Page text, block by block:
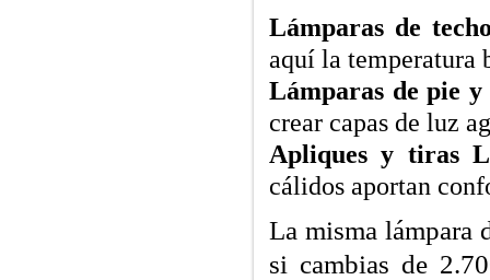
Lámparas de
aquí la temperatura
Lámparas de pie y
crear capas de luz
Apliques y tiras
cálidos aportan
La misma lámpara
si cambias de